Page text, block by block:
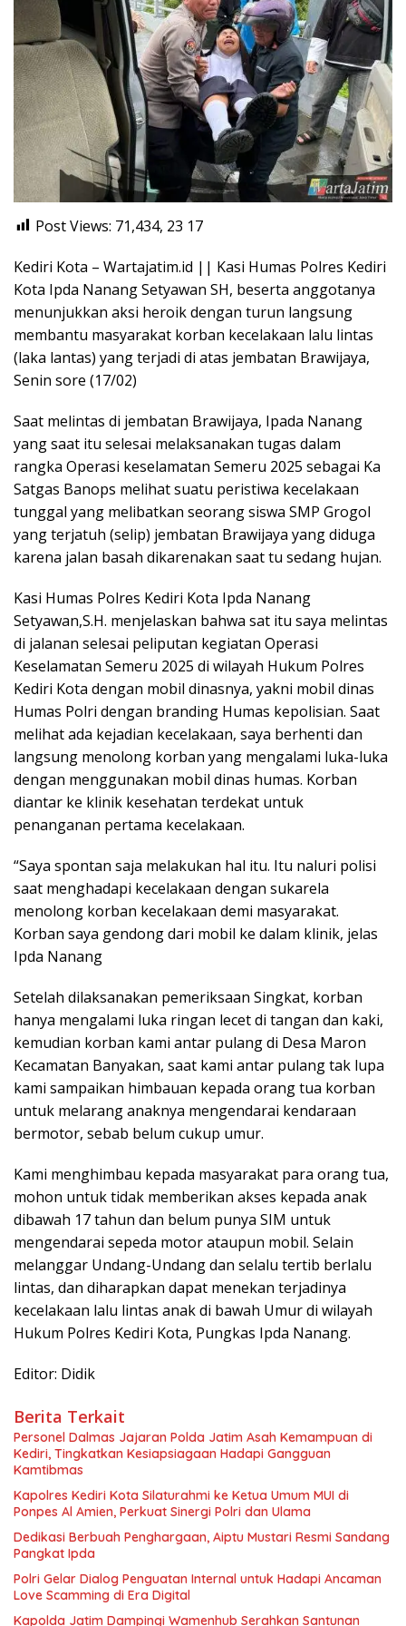
Post Views: 71,434, 23 17
Kediri Kota – Wartajatim.id || Kasi Humas Polres Kediri
Kota Ipda Nanang Setyawan SH, beserta anggotanya
menunjukkan aksi heroik dengan turun langsung
membantu masyarakat korban kecelakaan lalu lintas
(laka lantas) yang terjadi di atas jembatan Brawijaya,
Senin sore (17/02)
Saat melintas di jembatan Brawijaya, Ipada Nanang
yang saat itu selesai melaksanakan tugas dalam
rangka Operasi keselamatan Semeru 2025 sebagai Ka
Satgas Banops melihat suatu peristiwa kecelakaan
tunggal yang melibatkan seorang siswa SMP Grogol
yang terjatuh (selip) jembatan Brawijaya yang diduga
karena jalan basah dikarenakan saat tu sedang hujan.
Kasi Humas Polres Kediri Kota Ipda Nanang
Setyawan,S.H. menjelaskan bahwa sat itu saya melintas
di jalanan selesai peliputan kegiatan Operasi
Keselamatan Semeru 2025 di wilayah Hukum Polres
Kediri Kota dengan mobil dinasnya, yakni mobil dinas
Humas Polri dengan branding Humas kepolisian. Saat
melihat ada kejadian kecelakaan, saya berhenti dan
langsung menolong korban yang mengalami luka-luka
dengan menggunakan mobil dinas humas. Korban
diantar ke klinik kesehatan terdekat untuk
penanganan pertama kecelakaan.
“Saya spontan saja melakukan hal itu. Itu naluri polisi
saat menghadapi kecelakaan dengan sukarela
menolong korban kecelakaan demi masyarakat.
Korban saya gendong dari mobil ke dalam klinik, jelas
Ipda Nanang
Setelah dilaksanakan pemeriksaan Singkat, korban
hanya mengalami luka ringan lecet di tangan dan kaki,
kemudian korban kami antar pulang di Desa Maron
Kecamatan Banyakan, saat kami antar pulang tak lupa
kami sampaikan himbauan kepada orang tua korban
untuk melarang anaknya mengendarai kendaraan
bermotor, sebab belum cukup umur.
Kami menghimbau kepada masyarakat para orang tua,
mohon untuk tidak memberikan akses kepada anak
dibawah 17 tahun dan belum punya SIM untuk
mengendarai sepeda motor ataupun mobil. Selain
melanggar Undang-Undang dan selalu tertib berlalu
lintas, dan diharapkan dapat menekan terjadinya
kecelakaan lalu lintas anak di bawah Umur di wilayah
Hukum Polres Kediri Kota, Pungkas Ipda Nanang.
Editor: Didik
Berita Terkait
Personel Dalmas Jajaran Polda Jatim Asah Kemampuan di
Kediri, Tingkatkan Kesiapsiagaan Hadapi Gangguan
Kamtibmas
Kapolres Kediri Kota Silaturahmi ke Ketua Umum MUI di
Ponpes Al Amien, Perkuat Sinergi Polri dan Ulama
Dedikasi Berbuah Penghargaan, Aiptu Mustari Resmi Sandang
Pangkat Ipda
Polri Gelar Dialog Penguatan Internal untuk Hadapi Ancaman
Love Scamming di Era Digital
Kapolda Jatim Dampingi Wamenhub Serahkan Santunan